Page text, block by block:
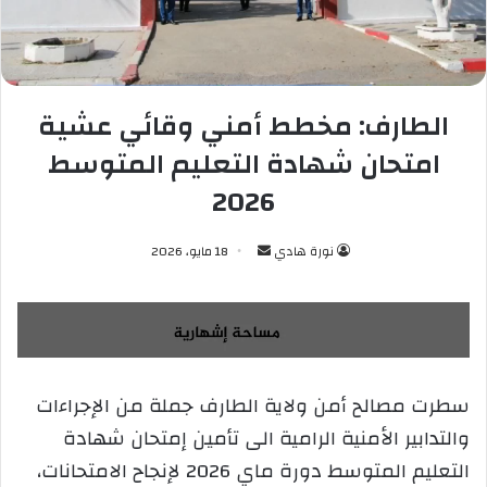
الطارف: مخطط أمني وقائي عشية
امتحان شهادة التعليم المتوسط
2026
نورة هادي
س
ل
ب
ي
ا
18 مايو، 2026
سطرت مصالح أمن ولاية الطارف جملة من الإجراءات
والتدابير الأمنية الرامية الى تأمين إمتحان شهادة
التعليم المتوسط دورة ماي 2026 لإنجاح الامتحانات،